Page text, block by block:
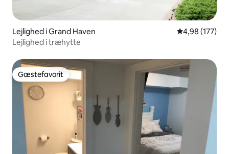
Lejlighed i Grand Haven 4,98 ud af 5 i
4,98 (177)
Lejlighed i træhytte
Gæstefavorit
Gæstefavorit